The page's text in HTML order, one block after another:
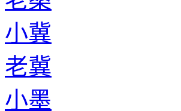
小冀
老冀
小墨